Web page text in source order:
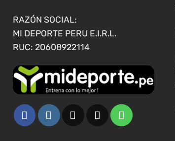
RAZÓN SOCIAL:
MI DEPORTE PERU E.I.R.L.
RUC: 20608922114